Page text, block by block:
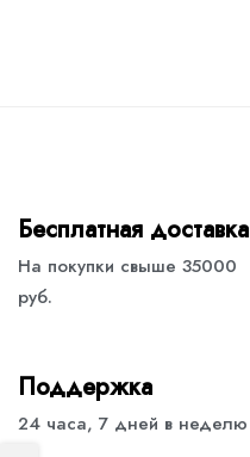
Бесплатная доставка
На покупки свыше 35000
руб.
Поддержка
24 часа, 7 дней в неделю